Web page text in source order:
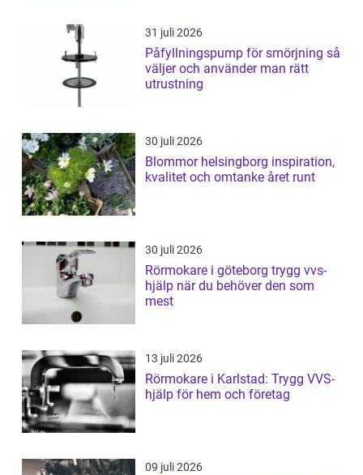
31 juli 2026
Påfyllningspump för smörjning så
väljer och använder man rätt
utrustning
30 juli 2026
Blommor helsingborg inspiration,
kvalitet och omtanke året runt
30 juli 2026
Rörmokare i göteborg trygg vvs-
hjälp när du behöver den som
mest
13 juli 2026
Rörmokare i Karlstad: Trygg VVS-
hjälp för hem och företag
09 juli 2026